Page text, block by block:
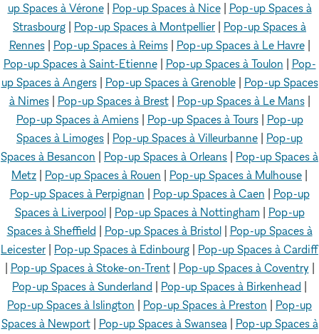
up Spaces à Vérone| Pop-up Spaces à Nice| Pop-up Spaces à
Strasbourg
Pop-up Spaces à Montpellier
Pop-up Spaces à
Rennes| Pop-up Spaces à Reims| Pop-up Spaces à Le Havre|
Pop-up Spaces à Saint-Etienne| Pop-up Spaces à Toulon
Pop-
up Spaces à Angers| Pop-up Spaces à Grenoble| Pop-up Spaces
à Nimes| Pop-up Spaces à Brest| Pop-up Spaces à Le Mans|
Pop-up Spaces à Amiens| Pop-up Spaces à Tours| Pop-up
Spaces à Limoges
Pop-up Spaces à Villeurbanne
Pop-up
Spaces à Besancon
Pop-up Spaces à Orleans
Pop-up Spaces à
Metz
Pop-up Spaces à Rouen Pop-up Spaces à Mulhouse
Pop-up Spaces à Perpignan
Pop-up Spaces à Caen
Pop-up
Spaces à Liverpool| Pop-up Spaces à Nottingham| Pop-up
Spaces à Sheffield
Pop-up Spaces à Bristol| Pop-up Spaces à
Leicester
Pop-up Spaces à Edinbourg
Pop-up Spaces à Cardiff
Pop-up Spaces à Stoke-on-Trent| Pop-up Spaces à Coventry
Pop-up Spaces à Sunderland
Pop-up Spaces à Birkenhead
Pop-up Spaces à Islington
Pop-up Spaces à Preston
Pop-up
Spaces à Newport| Pop-up Spaces à Swansea| Pop-up Spaces à